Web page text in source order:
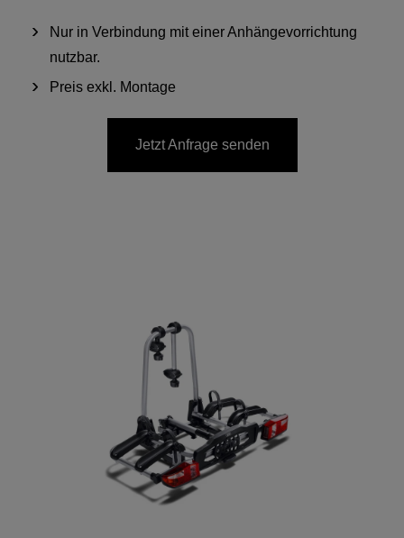
Nur in Verbindung mit einer Anhängevorrichtung
nutzbar.
Preis exkl. Montage
Jetzt Anfrage senden